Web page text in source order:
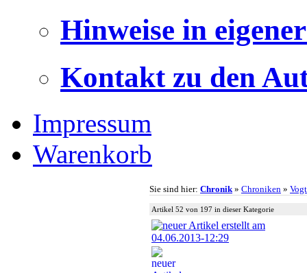
Hinweise in
Kontakt zu den
Impressum
Warenkorb
Sie sind hier: Chronik » Chroniken »
Artikel 52 von 197 in dieser Kategorie